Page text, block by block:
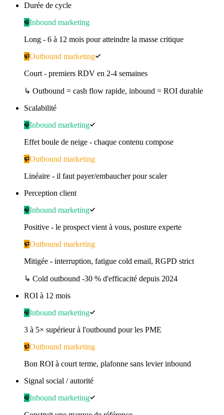
Durée de cycle
Inbound marketing
Long - 6 à 12 mois pour atteindre la masse critique
Outbound marketing
Court - premiers RDV en 2-4 semaines
↳ Outbound = cash flow rapide, inbound = ROI durable
Scalabilité
Inbound marketing
Effet boule de neige - chaque contenu compose
Outbound marketing
Linéaire - il faut payer/embaucher pour scaler
Perception client
Inbound marketing
Positive - le prospect vient à vous, posture experte
Outbound marketing
Mitigée - interruption, fatigue cold email, RGPD strict
↳ Cold outbound -30 % d'efficacité depuis 2024
ROI à 12 mois
Inbound marketing
3 à 5× supérieur à l'outbound pour les PME
Outbound marketing
Bon ROI à court terme, plafonne sans levier inbound
Signal social / autorité
Inbound marketing